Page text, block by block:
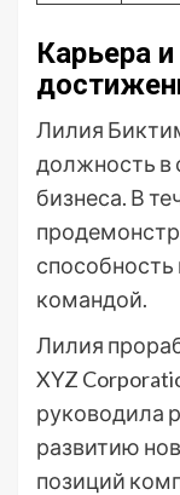
Карьера
Лилия
должность в
бизнеса. В
командой.
Лилия
XYZ
руководила
развитию
позиций